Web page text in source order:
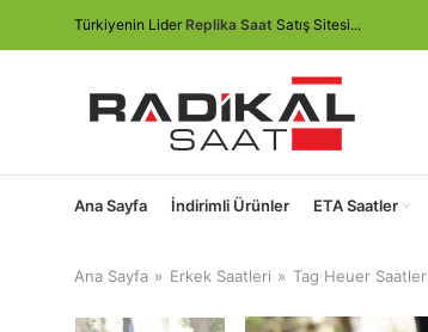
Türkiyenin Lider Replika Saat Satış Sitesi...
Ana Sayfa İndirimli Ürünler ETA Saatler
Ana Sayfa Erkek Saatleri Tag Heuer Saatler